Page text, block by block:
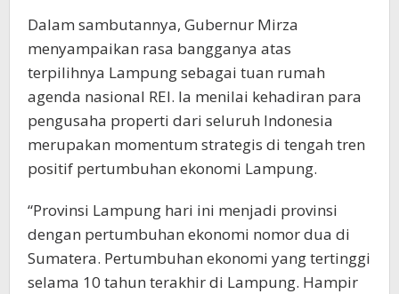
​Dalam sambutannya, Gubernur Mirza
menyampaikan rasa bangganya atas
terpilihnya Lampung sebagai tuan rumah
agenda nasional REI. Ia menilai kehadiran para
pengusaha properti dari seluruh Indonesia
merupakan momentum strategis di tengah tren
positif pertumbuhan ekonomi Lampung.
​“Provinsi Lampung hari ini menjadi provinsi
dengan pertumbuhan ekonomi nomor dua di
Sumatera. Pertumbuhan ekonomi yang tertinggi
selama 10 tahun terakhir di Lampung. Hampir